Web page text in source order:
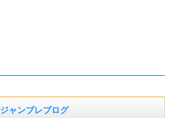
ジャンブレブログ